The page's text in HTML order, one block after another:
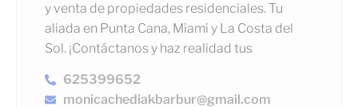
y venta de propiedades residenciales. Tu
aliada en Punta Cana, Miami y La Costa del
Sol. ¡Contáctanos y haz realidad tus
625399652
monicachediakbarbur@gmail.com